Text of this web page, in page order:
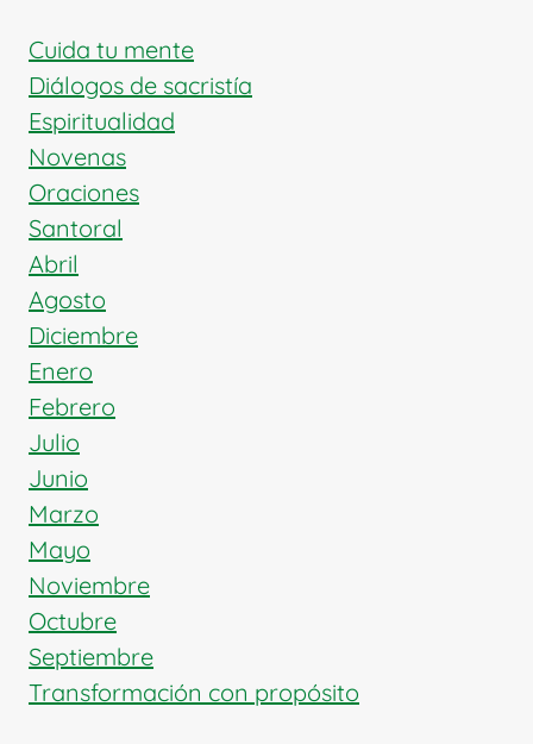
Cuida tu mente
Diálogos de sacristía
Espiritualidad
Novenas
Oraciones
Santoral
Abril
Agosto
Diciembre
Enero
Febrero
Julio
Junio
Marzo
Mayo
Noviembre
Octubre
Septiembre
Transformación con propósito